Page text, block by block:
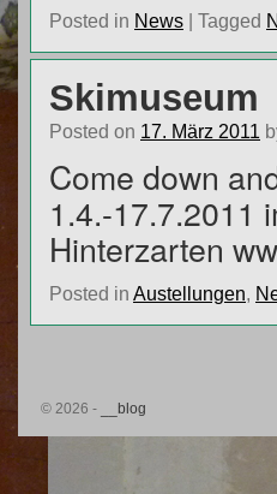
Posted in News | Tagged
Skimuseum
Posted on 17. März 2011
Come down
1.4.-17.7.2011
Hinterzarten
Posted in Austellungen,
© 2026 - __blog